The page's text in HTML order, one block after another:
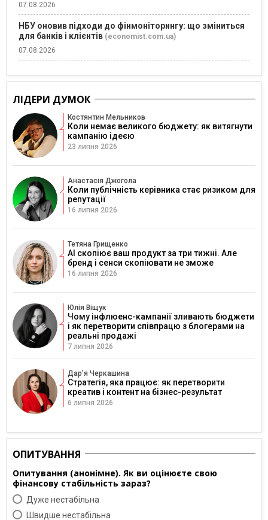
07.08.2026
НБУ оновив підходи до фінмоніторингу: що зміниться
для банків і клієнтів (economist.com.ua)
07.08.2026
ЛІДЕРИ ДУМОК
Костянтин Мельников
Коли немає великого бюджету: як витягнути
кампанію ідеєю
23 липня 2026
Анастасія Джогола
Коли публічність керівника стає ризиком для
репутації
16 липня 2026
Тетяна Грищенко
AI скопіює ваш продукт за три тижні. Але
бренд і сенси скопіювати не зможе
16 липня 2026
Юлія Віщук
Чому інфлюенс-кампанії зливають бюджети
і як перетворити співпрацю з блогерами на
реальні продажі
7 липня 2026
Дарʼя Черкашина
Стратегія, яка працює: як перетворити
креатив і контент на бізнес-результат
6 липня 2026
ОПИТУВАННЯ
Опитування (анонімне). Як ви оцінюєте свою
фінансову стабільність зараз?
Дуже нестабільна
Швидше нестабільна